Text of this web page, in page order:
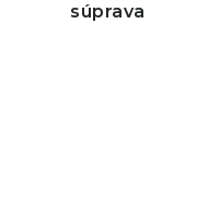
súprava